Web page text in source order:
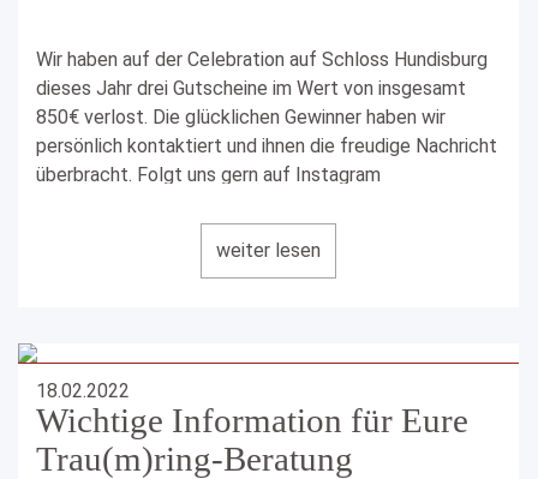
Wir haben auf der Celebration auf Schloss Hundisburg
dieses Jahr drei Gutscheine im Wert von insgesamt
850€ verlost. Die glücklichen Gewinner haben wir
persönlich kontaktiert und ihnen die freudige Nachricht
überbracht. Folgt uns gern auf Instagram
Neuigkeiten mehr zu verpassen.
Vereinbart jetzt einen persönlichen Beratungstermin
Vorort und gestaltet Eure individuellen Trau(m)ringe,
welche ganz nach Euren Wünschen angefertigt
werden.
weiter lesen
18.02.2022
Wichtige Information für Eure
Trau(m)ring-Beratung